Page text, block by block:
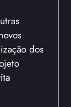
dos